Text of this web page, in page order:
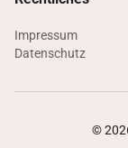
Impressum
Datenschutz
©